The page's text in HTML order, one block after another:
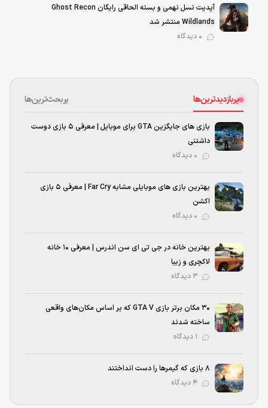
آپدیت نسل نهمی و بسته الحاقی رایگان Ghost Recon
Wildlands منتشر شد
پربازدیدترین‌ها پربحث‌ترین‌ها
بازی های جایگزین GTA برای موبایل | معرفی ۵ بازی دوست
داشتنی
بهترین بازی‌ های موبایلی مشابه Far Cry | معرفی ۵ بازی
اکشن
بهترین خانه در جی تی ای سن اندرس | معرفی ۱۰ خانه
لاکچری و زیبا
۳۰ مکان برتر بازی GTA V که بر اساس مکان‌های واقعی
ساخته شدند
۸ بازی که گیمرها را دست انداختند